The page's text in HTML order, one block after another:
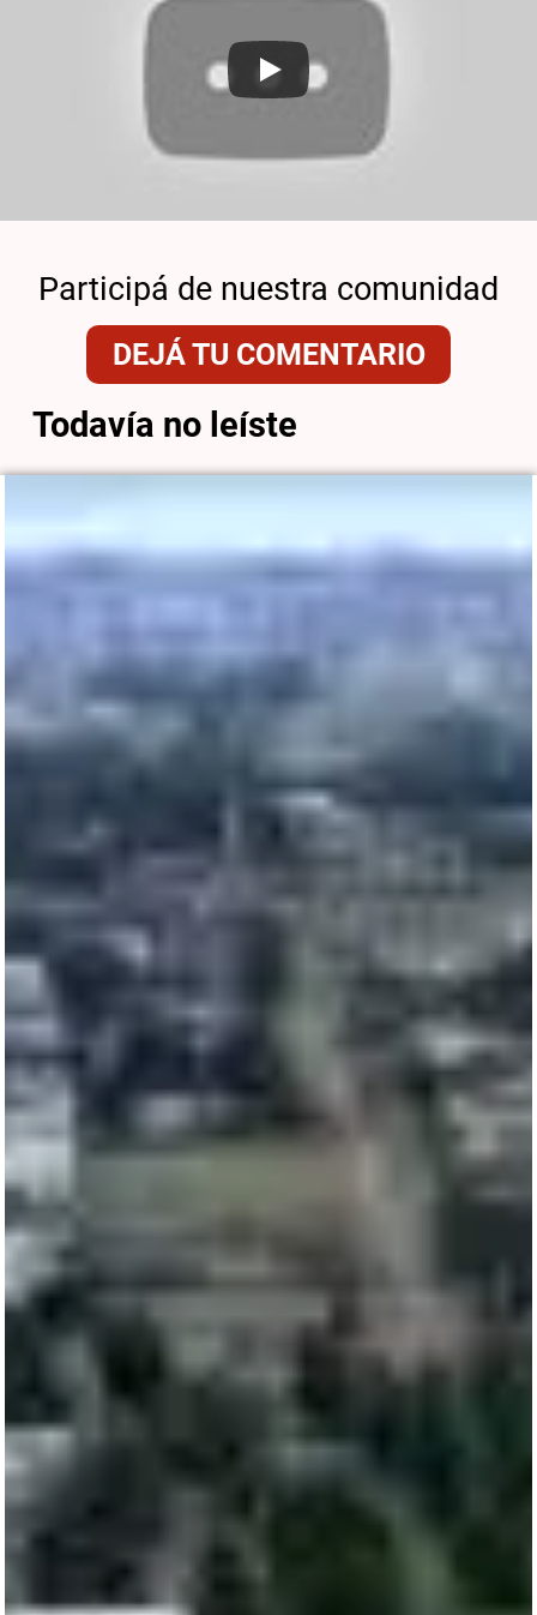
Participá de nuestra comunidad
DEJÁ TU COMENTARIO
Todavía no leíste